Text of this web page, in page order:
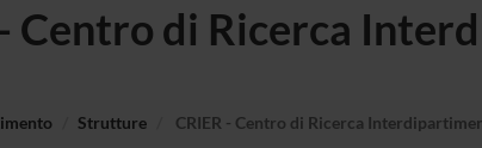
Centro di Ricerca
Strutture CRIER - Centro di Ricerca